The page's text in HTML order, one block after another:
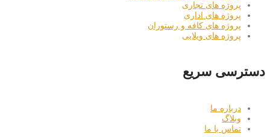
پروژه های تجاری
پروژه های اداری
پروژه های کافه و رستوران
پروژه های ویلایی
دسترسی سریع
درباره ما
وبلاگ
تماس با ما